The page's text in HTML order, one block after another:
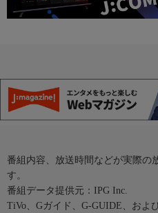
番組内容、放送時間などが実際の
す。
番組データ提供元：IPG Inc.
TiVo、Gガイド、G-GUIDE、およ